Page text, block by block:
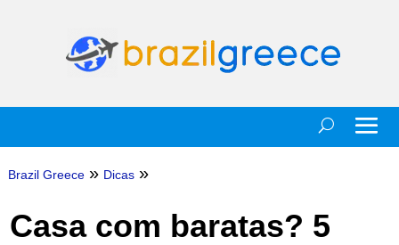
Brazil Greece » Dicas »
Casa com baratas? 5